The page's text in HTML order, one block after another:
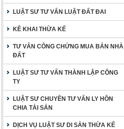
LUẬT SƯ TƯ VẤN LUẬT ĐẤT ĐAI
KÊ KHAI THỪA KẾ
TƯ VẤN CÔNG CHỨNG MUA BÁN NHÀ
ĐẤT
LUẬT SƯ TƯ VẤN THÀNH LẬP CÔNG
TY
LUẬT SƯ CHUYÊN TƯ VẤN LY HÔN
CHIA TÀI SẢN
DỊCH VỤ LUẬT SƯ DI SẢN THỪA KẾ